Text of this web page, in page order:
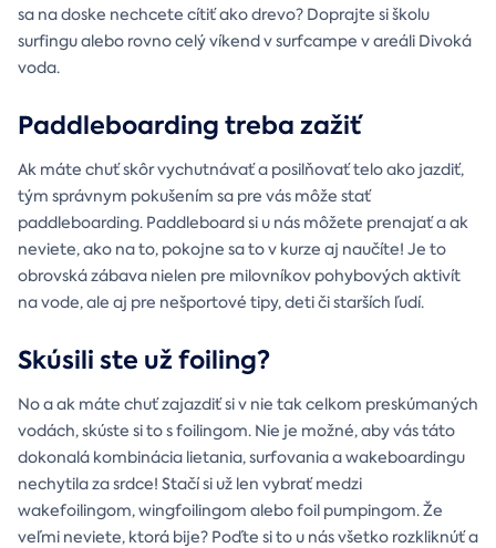
sa na doske nechcete cítiť ako drevo? Doprajte si školu
surfingu alebo rovno celý víkend v surfcampe v areáli Divoká
voda.
Paddleboarding treba zažiť
Ak máte chuť skôr vychutnávať a posilňovať telo ako jazdiť,
tým správnym pokušením sa pre vás môže stať
paddleboarding. Paddleboard si u nás môžete prenajať a ak
neviete, ako na to, pokojne sa to v kurze aj naučíte! Je to
obrovská zábava nielen pre milovníkov pohybových aktivít
na vode, ale aj pre nešportové tipy, deti či starších ľudí.
Skúsili ste už foiling?
No a ak máte chuť zajazdiť si v nie tak celkom preskúmaných
vodách, skúste si to s foilingom. Nie je možné, aby vás táto
dokonalá kombinácia lietania, surfovania a wakeboardingu
nechytila za srdce! Stačí si už len vybrať medzi
wakefoilingom, wingfoilingom alebo foil pumpingom. Že
veľmi neviete, ktorá bije? Poďte si to u nás všetko rozkliknúť a